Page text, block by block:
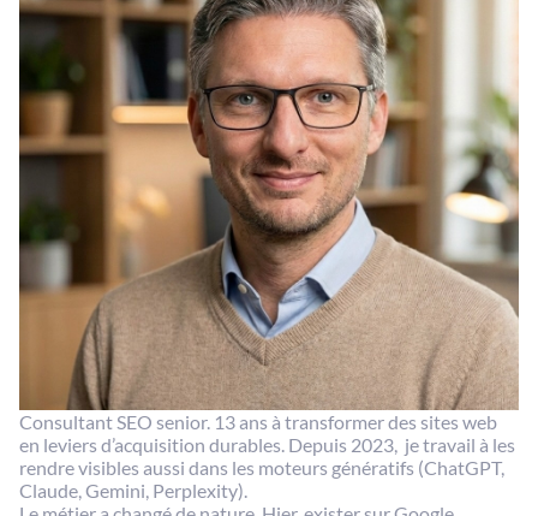
Consultant SEO senior. 13 ans à transformer des sites web
en leviers d’acquisition durables. Depuis 2023, je travail à les
rendre visibles aussi dans les moteurs génératifs (ChatGPT,
Claude, Gemini, Perplexity).